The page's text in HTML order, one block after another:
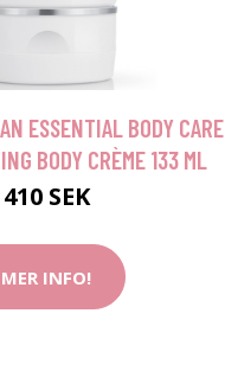
ESSENTIAL BODY CARE
BODY CRÈME 133 ML
410 SEK
MER INFO!